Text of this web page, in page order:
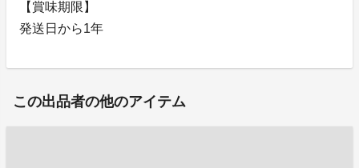
【賞味期限】
発送日から1年
この出品者の他のアイテム